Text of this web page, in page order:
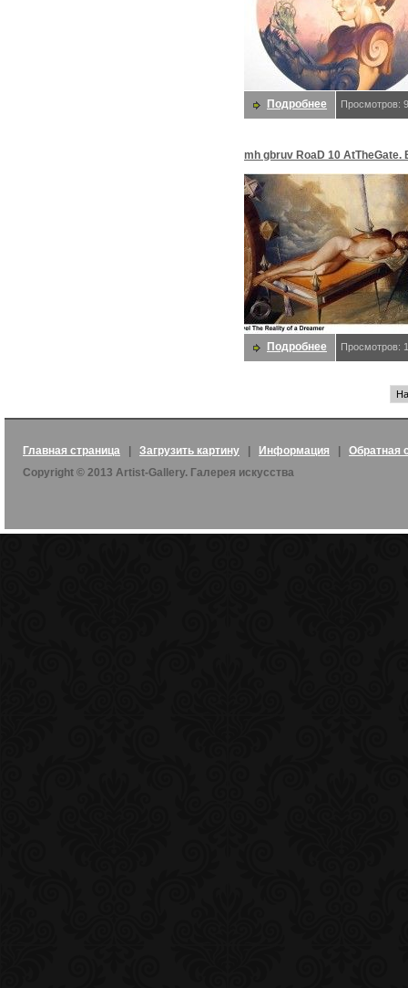
Подробнее Просмотров:
mh gbruv RoaD 10 AtTheGate.
Gil
Подробнее Просмотров:
Главная страница Загрузить картину Информация
Обратная
Copyright © 2013 Artist-Gallery. Галерея искусства